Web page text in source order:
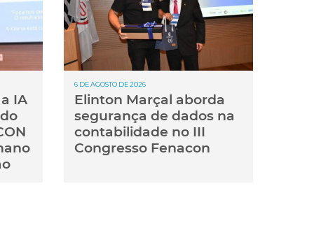
IA
6 DE AGOSTO DE 2026
Elinton Marçal aborda
segurança de dados na
contabilidade no III
Congresso Fenacon